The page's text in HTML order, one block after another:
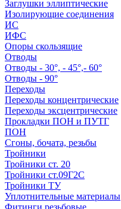
Заглушки эллиптические
Изолирующие соединения
ИС
ИФС
Опоры скользящие
Отводы
Отводы - 30°, - 45°,- 60°
Отводы - 90°
Переходы
Переходы концентрические
Переходы эксцентрические
Прокладки ПОН и ПУТГ
ПОН
Сгоны, бочата, резьбы
Тройники
Тройники ст. 20
Тройники ст.09Г2С
Тройники ТУ
Уплотнительные материалы
Фитинги резьбовые